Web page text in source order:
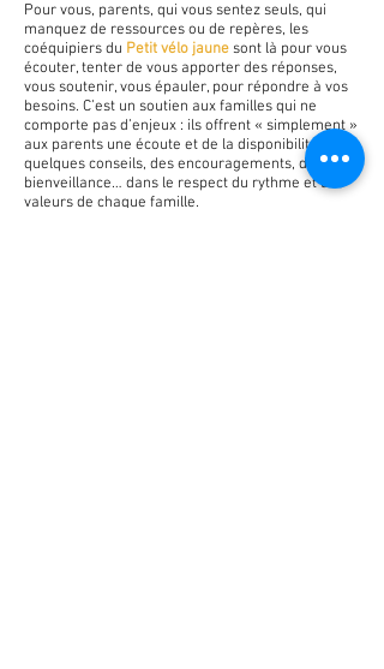
Pour vous, parents, qui vous sentez seuls, qui
manquez de ressources ou de repères, les
coéquipiers du Petit vélo jaunesont là pour vous
écouter, tenter de vous apporter des réponses,
vous soutenir, vous épauler, pour répondre à vos
besoins. C’est un soutien aux familles qui ne
comporte pas d’enjeux : ils offrent « simplement »
aux parents une écoute et de la disponibilité,
quelques conseils, des encouragements, de la
bienveillance… dans le respect du rythme et des
valeurs de chaque famille.